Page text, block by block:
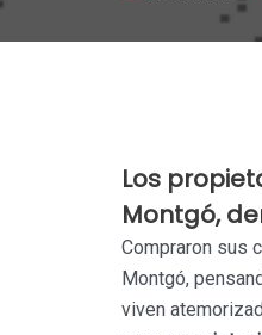
Los
Montgó,
Compraron sus
Montgó,
viven